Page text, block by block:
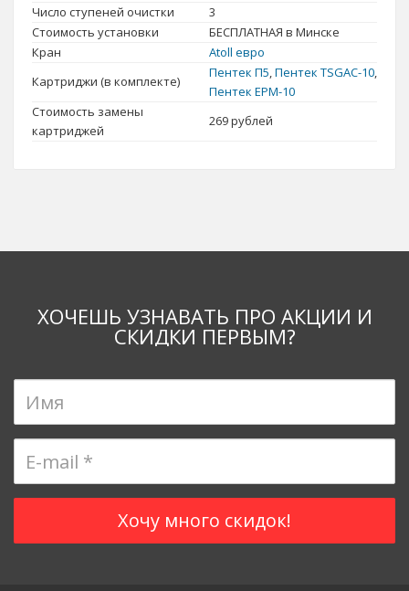
лучшего, Вам подойдутпроточные фильтры для воды
удаляют механические загрязнения, хлор, значительно
улучшают вкус и цвет воды. Проточные фильтры для воды - это
универсальное решение всех проблем. Возможность
систему максимально эффективной. Установив такой фильтр,
Число ступеней очистки
3
Стоимость установки
БЕСПЛАТНАЯ в Минске
Кран
Atoll евро
Картриджи (в комплекте)
Пентек П5 Пентек TSGAC-10
Пентек EPM-10
Стоимость замены
картриджей
269рублей
ХОЧЕШЬ УЗНАВАТЬ ПРО АКЦИИ И
СКИДКИ ПЕРВЫМ?